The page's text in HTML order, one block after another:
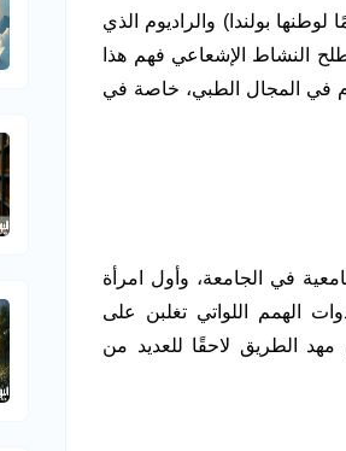
بولندا) والراديوم الذي
النشاط الإشعاعي فهم هذا
في المجال الطبي، خاصة في
في الجامعة، وأول امرأة
الهمم اللواتي تغلبن على
مهد الطريق لاحقًا للعديد من